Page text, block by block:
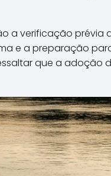
a verificação
e a preparação
que a